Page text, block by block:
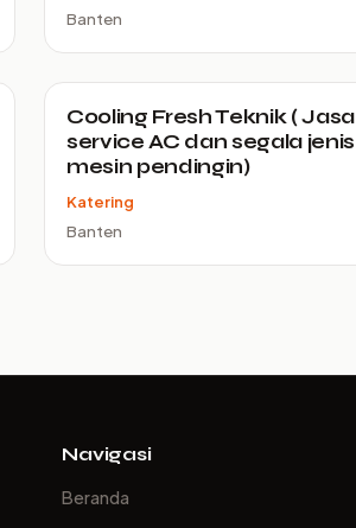
Banten
Cooling Fresh Teknik ( Jasa
service AC dan segala jenis
mesin pendingin)
Katering
Banten
Navigasi
Beranda